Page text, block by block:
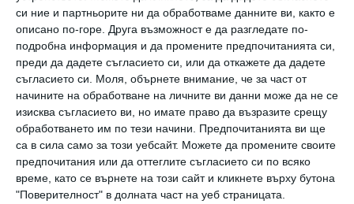
си ние и партньорите ни да обработваме данните ви, както е
описано по-горе. Друга възможност е да разгледате по-
подробна информация и да промените предпочитанията си,
преди да дадете съгласието си, или да откажете да дадете
съгласието си.
Моля, обърнете внимание, че за част от
начините на обработване на личните ви данни може да не се
изисква съгласието ви, но имате право да възразите срещу
обработването им по тези начини. Предпочитанията ви ще
са в сила само за този уебсайт. Можете да промените своите
предпочитания или да оттеглите съгласието си по всяко
време, като се върнете на този сайт и кликнете върху бутона
"Поверителност" в долната част на уеб страницата.
септември и в Пловдив на 10 септември,
където участниците получаваха безплатна
книга по избор срещу предадени за
рециклиране пластмасови отпадъци. По
същия регламент ще протече и финала на
тазгодишното издание на „Книги за смет“ в
София. Всички събрани пластмасови
отпадъци ще се рециклират от „ЕКОПАК
България“, които са партньори на